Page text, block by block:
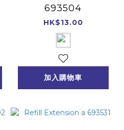
693504
HK$13.00
加入購物車